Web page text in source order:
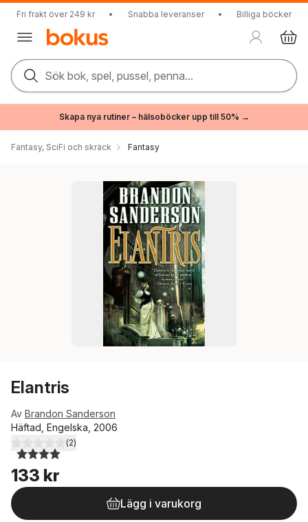
Fri frakt över 249 kr • Snabba leveranser • Billiga böcker
Sök bok, spel, pussel, penna...
Skapa nya rutiner – hälsoböcker upp till 50% →
Fantasy, SciFi och skräck Fantasy
Elantris
Av Brandon Sanderson
Häftad, Engelska, 2006
4,0utav 5 stjärnor. Totalt antal röster:
(2)
133 kr
Lägg i varukorg